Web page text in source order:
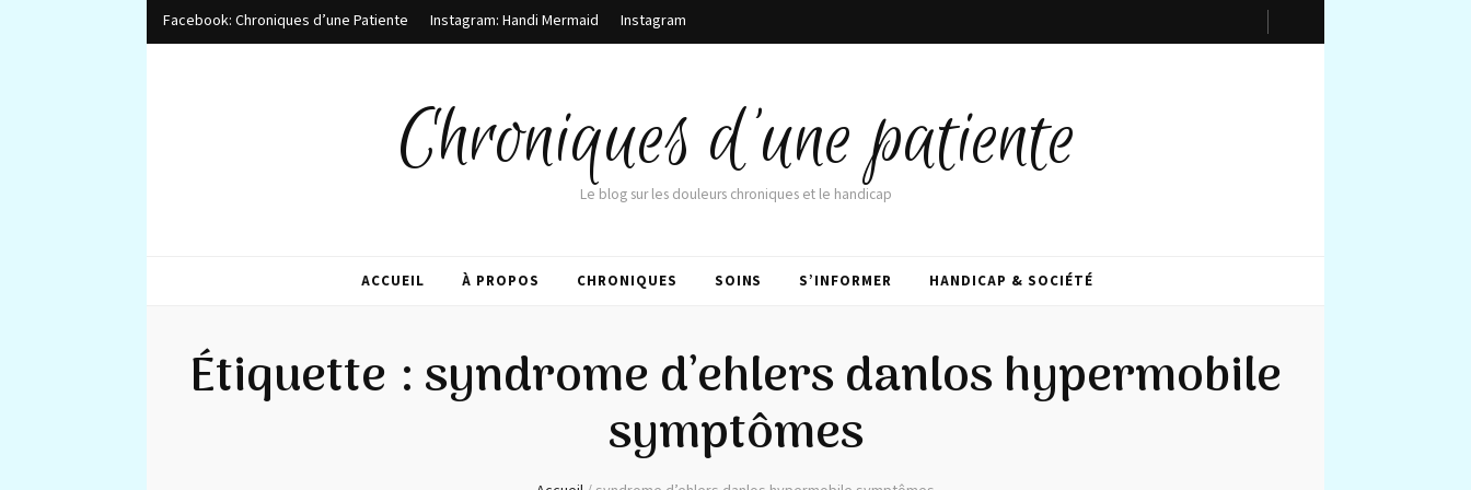
Facebook: Chroniques d’une Patiente Instagram: Handi Mermaid Instagram
Chroniques d'une patiente
Le blog sur les douleurs chroniques et le handicap
ACCUEIL À PROPOS CHRONIQUES SOINS S’INFORMER HANDICAP & SOCIÉTÉ
Étiquette :syndrome d’ehlers danlos hypermobile
symptômes